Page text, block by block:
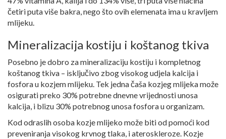
četiri puta više bakra, nego što ovih elemenata ima u kravljem
mlijeku.
Mineralizacija kostiju i koštanog tkiva
Posebno je dobro za mineralizaciju kostiju i kompletnog
koštanog tkiva – isključivo zbog visokog udjela kalcija i
fosfora u kozjem mlijeku. Tek jedna čaša kozjeg mlijeka može
osigurati preko 30% potrebne dnevne vrijednosti unosa
kalcija, i blizu 30% potrebnog unosa fosfora u organizam.
Kod odraslih osoba kozje mlijeko može biti od pomoći kod
preveniranja visokog krvnog tlaka, i ateroskleroze. Kozje